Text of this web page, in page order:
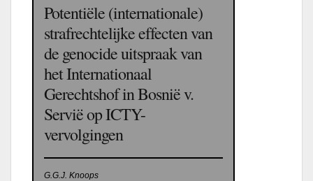
Potentiële (internationale)
strafrechtelijke effecten van
de genocide uitspraak van
het Internationaal
Gerechtshof in Bosnië v.
Servië op ICTY-
vervolgingen
G.G.J. Knoops